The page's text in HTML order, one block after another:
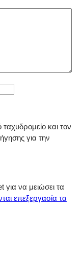
και τον
για την
για να μειώσει τα
επεξεργασία τα